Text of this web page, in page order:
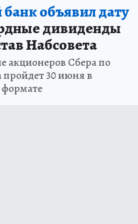
объявил дату
дивиденды
Набсовета
акционеров Сбера по
пройдет 30 июня в